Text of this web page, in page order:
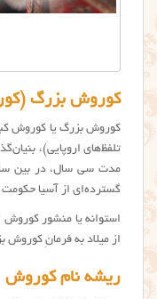
کوروش بزرگ
کوروش بزرگ یا کوروش
تلفظ‌های اروپایی)،
گسترده‌ای از آسیا حکومت
از میلاد به فرمانِ
ریشه نام کوروش